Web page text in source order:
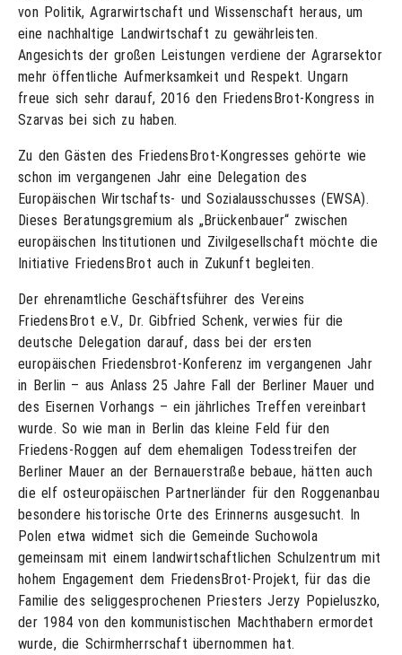
von Politik, Agrarwirtschaft und Wissenschaft heraus, um
eine nachhaltige Landwirtschaft zu gewährleisten.
Angesichts der großen Leistungen verdiene der Agrarsektor
mehr öffentliche Aufmerksamkeit und Respekt. Ungarn
freue sich sehr darauf, 2016 den FriedensBrot-Kongress in
Szarvas bei sich zu haben.
Zu den Gästen des FriedensBrot-Kongresses gehörte wie
schon im vergangenen Jahr eine Delegation des
Europäischen Wirtschafts- und Sozialausschusses (EWSA).
Dieses Beratungsgremium als „Brückenbauer“ zwischen
europäischen Institutionen und Zivilgesellschaft möchte die
Initiative FriedensBrot auch in Zukunft begleiten.
Der ehrenamtliche Geschäftsführer des Vereins
FriedensBrot e.V., Dr. Gibfried Schenk, verwies für die
deutsche Delegation darauf, dass bei der ersten
europäischen Friedensbrot-Konferenz im vergangenen Jahr
in Berlin – aus Anlass 25 Jahre Fall der Berliner Mauer und
des Eisernen Vorhangs – ein jährliches Treffen vereinbart
wurde. So wie man in Berlin das kleine Feld für den
Friedens-Roggen auf dem ehemaligen Todesstreifen der
Berliner Mauer an der Bernauerstraße bebaue, hätten auch
die elf osteuropäischen Partnerländer für den Roggenanbau
besondere historische Orte des Erinnerns ausgesucht. In
Polen etwa widmet sich die Gemeinde Suchowola
gemeinsam mit einem landwirtschaftlichen Schulzentrum mit
hohem Engagement dem FriedensBrot-Projekt, für das die
Familie des seliggesprochenen Priesters Jerzy Popieluszko,
der 1984 von den kommunistischen Machthabern ermordet
wurde, die Schirmherrschaft übernommen hat.